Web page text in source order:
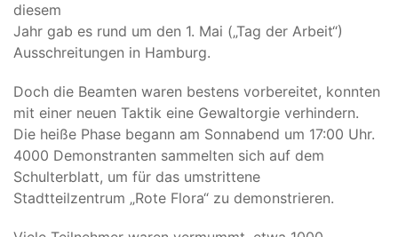
diesem
Jahr gab es rund um den 1. Mai („Tag der Arbeit“)
Ausschreitungen in Hamburg.
Doch die Beamten waren bestens vorbereitet, konnten
mit einer neuen Taktik eine Gewaltorgie verhindern.
Die heiße Phase begann am Sonnabend um 17:00 Uhr.
4000 Demonstranten sammelten sich auf dem
Schulterblatt, um für das umstrittene
Stadtteilzentrum „Rote Flora“ zu demonstrieren.